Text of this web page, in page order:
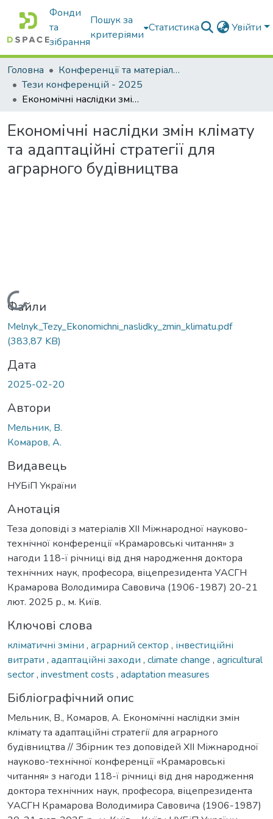
Фонди
та
зібрання
Пошук за
критеріями
Статистика Увійти
Головна
Конференції та матеріали конференцій
Тези конференцій - 2025
Економічні наслідки змін клімату та адаптаційні стратегії для аграрного будівництва
Економічні наслідки змін клімату
та адаптаційні стратегії для
аграрного будівництва
Вантажиться...
Файли
Melnyk_Tezy_Ekonomichni_naslidky_zmin_klimatu.pdf
(383,87 KB)
Дата
2025-02-20
Автори
Мельник, В.
Комаров, А.
Видавець
НУБіП України
Анотація
Теза доповіді з матеріалів ХІІ Міжнародної науково-
технічної конференції «Крамаровські читання» з
нагоди 118-ї річниці від дня народження доктора
технічних наук, професора, віцепрезидента УАСГН
Крамарова Володимира Савовича (1906-1987) 20-21
лют. 2025 р., м. Київ.
Ключові слова
кліматичні зміни , аграрний сектор , інвестиційні
витрати , адаптаційні заходи , climate change , agricultural
sector, investment costs , adaptation measures
Бібліографічний опис
Мельник, В., Комаров, А. Економічні наслідки змін
клімату та адаптаційні стратегії для аграрного
будівництва // Збірник тез доповідей ХІІ Міжнародної
науково-технічної конференції «Крамаровські
читання» з нагоди 118-ї річниці від дня народження
доктора технічних наук, професора, віцепрезидента
УАСГН Крамарова Володимира Савовича (1906-1987)